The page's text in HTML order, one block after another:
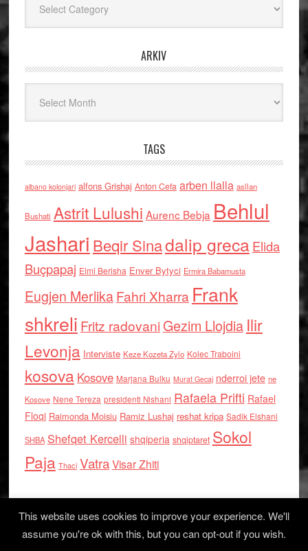
ARKIV
TAGS
albano kolonjari alfons Grishaj Anton Cefa arben llalla asllan
Bushati Astrit Lulushi Aurenc Bebja Behlul
Jashari Beqir Sinadalip grecaElida
Buçpapaj Elmi Berisha Enver Bytyci Ermira Babamusta
Eugjen MerlikaFahri Xharra Frank
shkreli Fritz radovaniGezim Llojdia Ilir
Levonja Interviste Keze Kozeta Zylo Kolec Traboini
kosova Kosove Marjana Bulku Murat Gecaj nderroi jete ne
Kosove Nene Tereza presidenti Nishani Rafaela Prifti Rafael
Floqi Raimonda Moisiu Ramiz Lushaj reshat kripa Sadik Elshani
SHBA Shefqet Kercelli shqiperia shqiptaret Sokol
Paja Thaci VatraVisar Zhiti
This website uses cookies to improve your experience. We'll
assume you're ok with this, but you can opt-out if you wish.